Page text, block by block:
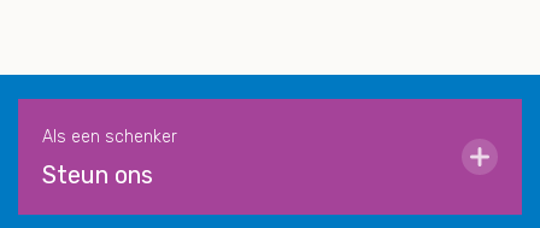
Als een schenker
Steun ons